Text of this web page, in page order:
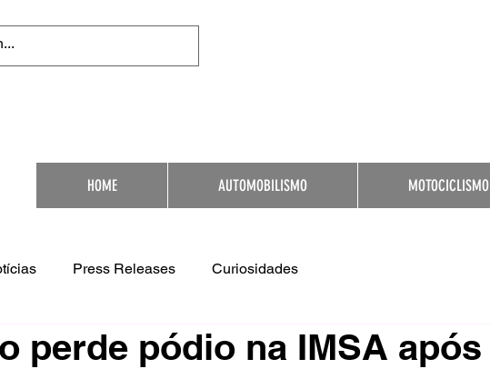
HOME AUTOMOBILISMO MOTOCICLISMO
Press Releases Curiosidades
perde pódio na IMSA após